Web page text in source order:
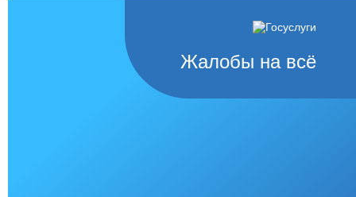
Жалобы на всё